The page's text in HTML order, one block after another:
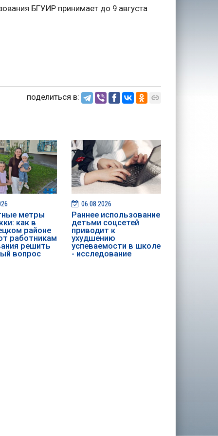
БГУИР принимает до 9 августа
поделиться в:
метры
как в
районе
работникам
решить
вопрос
06.08.2026
Раннее использование
детьми соцсетей
приводит к
ухудшению
успеваемости в школе
- исследование